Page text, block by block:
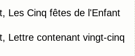
Les Cinq fêtes de l'Enfant
Lettre contenant vingt-cinq